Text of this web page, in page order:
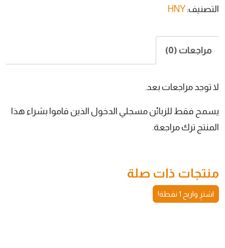
التصنيف:HNY
مراجعات (0)
لا توجد مراجعات بعد.
يسمح فقط للزبائن مسجلي الدخول الذين قاموا بشراء هذا
المنتج ترك مراجعة.
منتجات ذات صلة
اشترِ واربح 1 نقطة!